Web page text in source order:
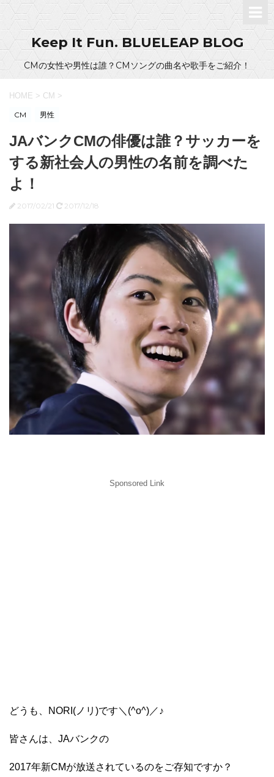
Keep It Fun. BLUELEAP BLOG
CMの女性や男性は誰？CMソングの曲名や歌手をご紹介！
HOME > CM >
CM 男性
JAバンクCMの俳優は誰？サッカーを
する新社会人の男性の名前を調べた
よ！
2017/02/21 2017/12/18
Sponsored Link
どうも、NORI(ノリ)です＼(^o^)／♪
皆さんは、JAバンクの
2017年新CMが放送されているのをご存知ですか？